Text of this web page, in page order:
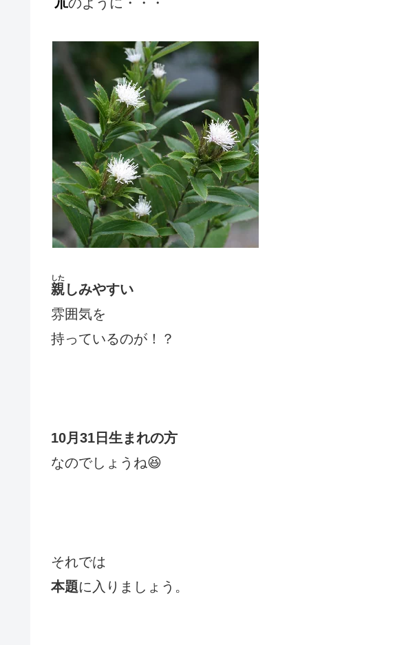
親
した
しみやすい
雰囲気を
持っているのが！？
10月31日生まれの方
なのでしょうね😆
それでは
本題に入りましょう。